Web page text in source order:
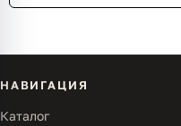
НАВИГАЦИЯ
Каталог